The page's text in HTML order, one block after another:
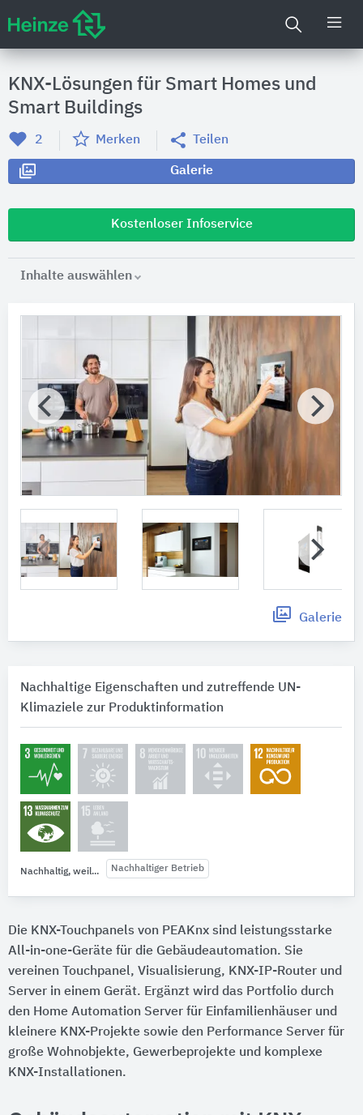
KNX-Lösungen für Smart Homes und
Smart Buildings
2 Merken Teilen
Galerie
Kostenloser Infoservice
Inhalte auswählen
Galerie
Nachhaltige Eigenschaften und zutreffende UN-
Klimaziele zur Produktinformation
Nachhaltig, weil... Nachhaltiger Betrieb
Die KNX-Touchpanels von PEAKnx sind leistungsstarke
All-in-one-Geräte für die Gebäudeautomation. Sie
vereinen Touchpanel, Visualisierung, KNX-IP-Router und
Server in einem Gerät. Ergänzt wird das Portfolio durch
den Home Automation Server für Einfamilienhäuser und
kleinere KNX-Projekte sowie den Performance Server für
große Wohnobjekte, Gewerbeprojekte und komplexe
KNX-Installationen.